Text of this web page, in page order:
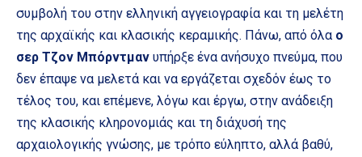
συμβολή του στην ελληνική αγγειογραφία και τη μελέτη
της αρχαϊκής και κλασικής κεραμικής. Πάνω, από όλα ο
σερ Τζον Μπόρντμαν υπήρξε ένα ανήσυχο πνεύμα, που
δεν έπαψε να μελετά και να εργάζεται σχεδόν έως το
τέλος του, και επέμενε, λόγω και έργω, στην ανάδειξη
της κλασικής κληρονομιάς και τη διάχυσή της
αρχαιολογικής γνώσης, με τρόπο εύληπτο, αλλά βαθύ,